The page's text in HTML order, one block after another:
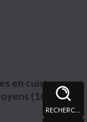
en cuisine
(10 € à